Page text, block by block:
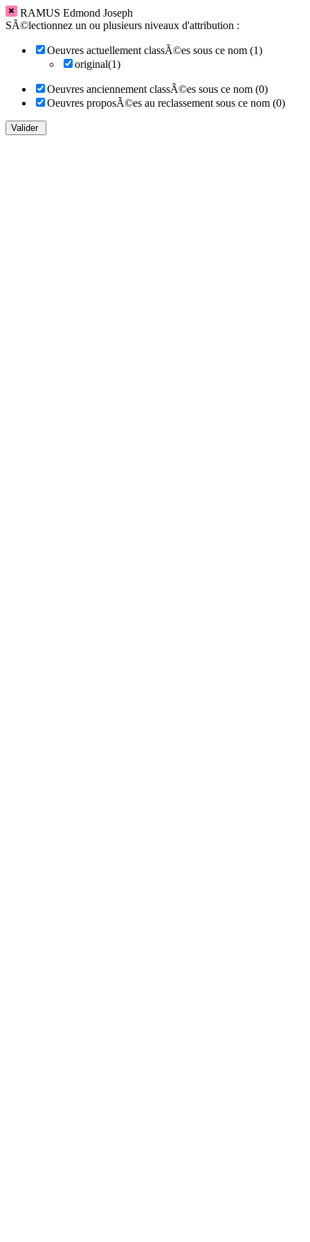
RAMUS Edmond Joseph
SÃ©lectionnez un ou plusieurs niveaux d'attribution :
Oeuvres actuellement classÃ©es sous ce nom (1)
original(1)
Oeuvres anciennement classÃ©es sous ce nom (0)
Oeuvres proposÃ©es au reclassement sous ce nom (0)
Valider